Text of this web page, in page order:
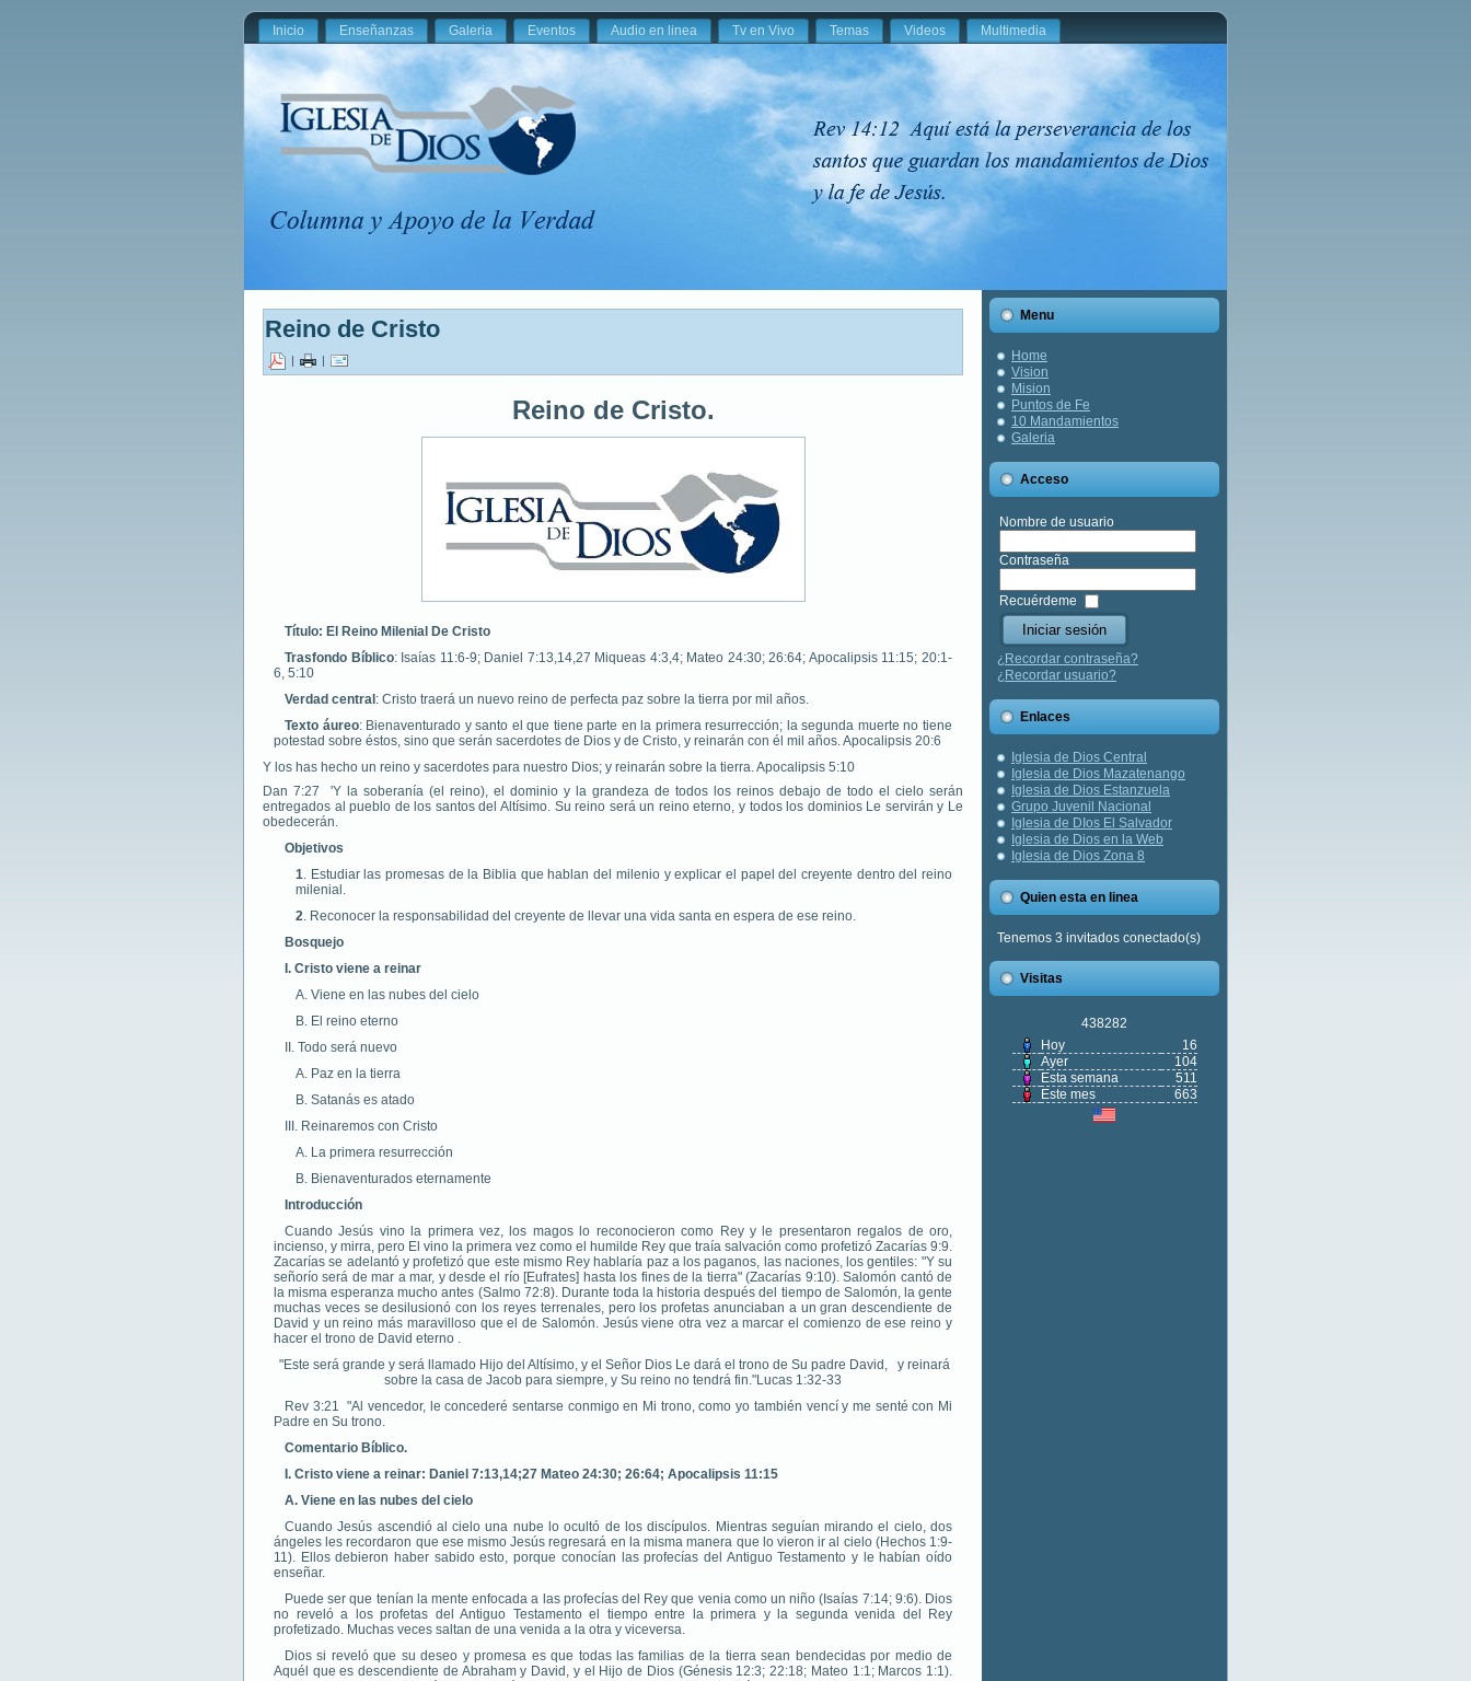
Inicio Enseñanzas Galeria Eventos Audio en linea Tv en Vivo Temas Videos Multimedia
Reino de Cristo
| |
Reino de Cristo.
Título: El Reino Milenial De Cristo
Trasfondo Bíblico: Isaías 11:6-9; Daniel 7:13,14,27 Miqueas 4:3,4; Mateo 24:30; 26:64; Apocalipsis 11:15; 20:1-
6, 5:10
Verdad central: Cristo traerá un nuevo reino de perfecta paz sobre la tierra por mil años.
Texto áureo: Bienaventurado y santo el que tiene parte en la primera resurrección; la segunda muerte no tiene
potestad sobre éstos, sino que serán sacerdotes de Dios y de Cristo, y reinarán con él mil años. Apocalipsis 20:6
Y los has hecho un reino y sacerdotes para nuestro Dios; y reinarán sobre la tierra. Apocalipsis 5:10
Dan 7:27 'Y la soberanía (el reino), el dominio y la grandeza de todos los reinos debajo de todo el cielo serán
entregados al pueblo de los santos del Altísimo. Su reino será un reino eterno, y todos los dominios Le servirán y Le
obedecerán.
Objetivos
1 . Estudiar las promesas de la Biblia que hablan del milenio y explicar el papel del creyente dentro del reino
milenial.
2 . Reconocer la responsabilidad del creyente de llevar una vida santa en espera de ese reino.
Bosquejo
I. Cristo viene a reinar
A. Viene en las nubes del cielo
B. El reino eterno
II. Todo será nuevo
A. Paz en la tierra
B. Satanás es atado
III. Reinaremos con Cristo
A. La primera resurrección
B. Bienaventurados eternamente
Introducción
Cuando Jesús vino la primera vez, los magos lo reconocieron como Rey y le presentaron regalos de oro,
incienso, y mirra, pero El vino la primera vez como el humilde Rey que traía salvación como profetizó Zacarías 9:9.
Zacarías se adelantó y profetizó que este mismo Rey hablaría paz a los paganos, las naciones, los gentiles: "Y su
señorío será de mar a mar, y desde el río [Eufrates] hasta los fines de la tierra" (Zacarías 9:10). Salomón cantó de
la misma esperanza mucho antes (Salmo 72:8). Durante toda la historia después del tiempo de Salomón, la gente
muchas veces se desilusionó con los reyes terrenales, pero los profetas anunciaban a un gran descendiente de
David y un reino más maravilloso que el de Salomón. Jesús viene otra vez a marcar el comienzo de ese reino y
hacer el trono de David eterno .
"Este será grande y será llamado Hijo del Altísimo, y el Señor Dios Le dará el trono de Su padre David,
y reinará
sobre la casa de Jacob para siempre, y Su reino no tendrá fin."Lucas 1:32-33
Rev 3:21 "Al vencedor, le concederé sentarse conmigo en Mi trono, como yo también vencí y me senté con Mi
Padre en Su trono.
Comentario Bíblico.
I. Cristo viene a reinar: Daniel 7:13,14;27 Mateo 24:30; 26:64; Apocalipsis 11:15
A. Viene en las nubes del cielo
Cuando Jesús ascendió al cielo una nube lo ocultó de los discípulos. Mientras seguían mirando el cielo, dos
ángeles les recordaron que ese mismo Jesús regresará en la misma manera que lo vieron ir al cielo (Hechos 1:9-
11). Ellos debieron haber sabido esto, porque conocían las profecías del Antiguo Testamento y le habían oído
enseñar.
Puede ser que tenían la mente enfocada a las profecías del Rey que venia como un niño (Isaías 7:14; 9:6). Dios
no reveló a los profetas del Antiguo Testamento el tiempo entre la primera y la segunda venida del Rey
profetizado. Muchas veces saltan de una venida a la otra y viceversa.
Dios si reveló que su deseo y promesa es que todas las familias de la tierra sean bendecidas por medio de
Aquél que es descendiente de Abraham y David, y el Hijo de Dios (Génesis 12:3; 22:18; Mateo 1:1; Marcos 1:1).
Menu
Home
Vision
Mision
Puntos de Fe
10 Mandamientos
Galeria
Acceso
Nombre de usuario
Contraseña
Recuérdeme
¿Recordar contraseña?
¿Recordar usuario?
Enlaces
Iglesia de Dios Central
Iglesia de Dios Mazatenango
Iglesia de Dios Estanzuela
Grupo Juvenil Nacional
Iglesia de DIos El Salvador
Iglesia de Dios en la Web
Iglesia de Dios Zona 8
Quien esta en linea
Tenemos 3 invitados conectado(s)
Visitas
438282
Hoy
16
Ayer
104
Esta semana
511
Este mes
663